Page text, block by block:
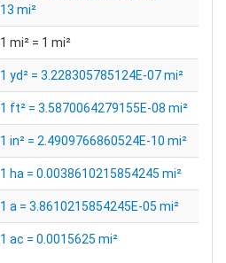
13 mi²
1 mi² = 1 mi²
1 yd² = 3.228305785124E-07 mi²
1 ft² = 3.5870064279155E-08 mi²
1 in² = 2.4909766860524E-10 mi²
1 ha = 0.0038610215854245 mi²
1 a = 3.8610215854245E-05 mi²
1 ac = 0.0015625 mi²